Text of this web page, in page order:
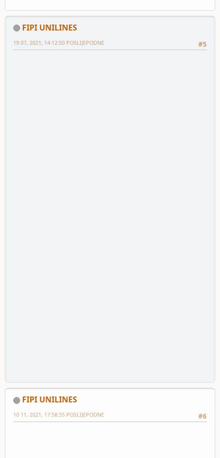
FIPI UNILINES
#5
19 07, 2021, 14:12:50 POSLIJEPODNE
FIPI UNILINES
#6
10 11, 2021, 17:58:55 POSLIJEPODNE